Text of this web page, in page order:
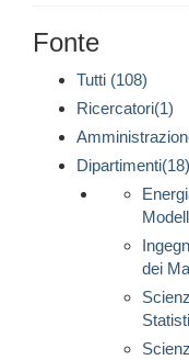
Fonte
Tutti (108)
Ricercatori(1)
Dipartimenti(18)
dei